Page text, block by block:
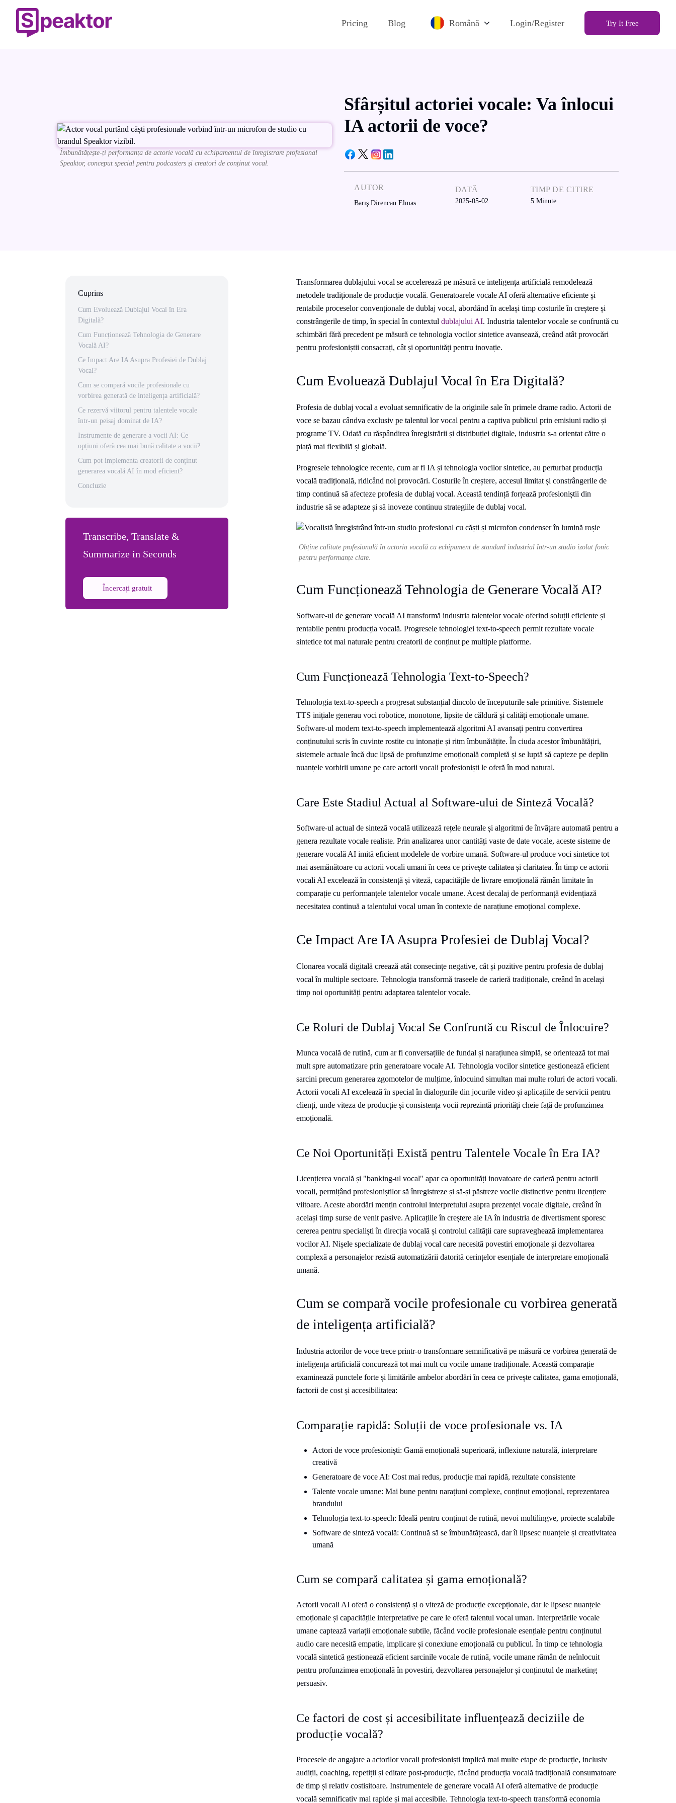
Pricing Blog Română Login/Register Try It Free
Îmbunătățește-ți performanța de actorie vocală cu echipamentul de înregistrare profesional
Speaktor, conceput special pentru podcasters și creatori de conținut vocal.
Sfârșitul actoriei vocale: Va înlocui
IA actorii de voce?
AUTOR
Barış Direncan Elmas
DATĂ
2025-05-02
TIMP DE CITIRE
5 Minute
Cuprins
Cum Evoluează Dublajul Vocal în Era
Digitală?
Cum Funcționează Tehnologia de Generare
Vocală AI?
Ce Impact Are IA Asupra Profesiei de Dublaj
Vocal?
Cum se compară vocile profesionale cu
vorbirea generată de inteligența artificială?
Ce rezervă viitorul pentru talentele vocale
într-un peisaj dominat de IA?
Instrumente de generare a vocii AI: Ce
opțiuni oferă cea mai bună calitate a vocii?
Cum pot implementa creatorii de conținut
generarea vocală AI în mod eficient?
Concluzie
Transcribe, Translate &
Summarize in Seconds
Încercați gratuit
Transformarea dublajului vocal se accelerează pe măsură ce inteligența artificială remodelează
metodele tradiționale de producție vocală. Generatoarele vocale AI oferă alternative eficiente și
rentabile proceselor convenționale de dublaj vocal, abordând în același timp costurile în creștere și
constrângerile de timp, în special în contextul dublajului AI. Industria talentelor vocale se confruntă cu
schimbări fără precedent pe măsură ce tehnologia vocilor sintetice avansează, creând atât provocări
pentru profesioniștii consacrați, cât și oportunități pentru inovație.
Cum Evoluează Dublajul Vocal în Era Digitală?
Profesia de dublaj vocal a evoluat semnificativ de la originile sale în primele drame radio. Actorii de
voce se bazau cândva exclusiv pe talentul lor vocal pentru a captiva publicul prin emisiuni radio și
programe TV. Odată cu răspândirea înregistrării și distribuției digitale, industria s-a orientat către o
piață mai flexibilă și globală.
Progresele tehnologice recente, cum ar fi IA și tehnologia vocilor sintetice, au perturbat producția
vocală tradițională, ridicând noi provocări. Costurile în creștere, accesul limitat și constrângerile de
timp continuă să afecteze profesia de dublaj vocal. Această tendință forțează profesioniștii din
industrie să se adapteze și să inoveze continuu strategiile de dublaj vocal.
Obține calitate profesională în actoria vocală cu echipament de standard industrial într-un studio izolat fonic
pentru performanțe clare.
Cum Funcționează Tehnologia de Generare Vocală AI?
Software-ul de generare vocală AI transformă industria talentelor vocale oferind soluții eficiente și
rentabile pentru producția vocală. Progresele tehnologiei text-to-speech permit rezultate vocale
sintetice tot mai naturale pentru creatorii de conținut pe multiple platforme.
Cum Funcționează Tehnologia Text-to-Speech?
Tehnologia text-to-speech a progresat substanțial dincolo de începuturile sale primitive. Sistemele
TTS inițiale generau voci robotice, monotone, lipsite de căldură și calități emoționale umane.
Software-ul modern text-to-speech implementează algoritmi AI avansați pentru convertirea
conținutului scris în cuvinte rostite cu intonație și ritm îmbunătățite. În ciuda acestor îmbunătățiri,
sistemele actuale încă duc lipsă de profunzime emoțională completă și se luptă să capteze pe deplin
nuanțele vorbirii umane pe care actorii vocali profesioniști le oferă în mod natural.
Care Este Stadiul Actual al Software-ului de Sinteză Vocală?
Software-ul actual de sinteză vocală utilizează rețele neurale și algoritmi de învățare automată pentru a
genera rezultate vocale realiste. Prin analizarea unor cantități vaste de date vocale, aceste sisteme de
generare vocală AI imită eficient modelele de vorbire umană. Software-ul produce voci sintetice tot
mai asemănătoare cu actorii vocali umani în ceea ce privește calitatea și claritatea. În timp ce actorii
vocali AI excelează în consistență și viteză, capacitățile de livrare emoțională rămân limitate în
comparație cu performanțele talentelor vocale umane. Acest decalaj de performanță evidențiază
necesitatea continuă a talentului vocal uman în contexte de narațiune emoțional complexe.
Ce Impact Are IA Asupra Profesiei de Dublaj Vocal?
Clonarea vocală digitală creează atât consecințe negative, cât și pozitive pentru profesia de dublaj
vocal în multiple sectoare. Tehnologia transformă traseele de carieră tradiționale, creând în același
timp noi oportunități pentru adaptarea talentelor vocale.
Ce Roluri de Dublaj Vocal Se Confruntă cu Riscul de Înlocuire?
Munca vocală de rutină, cum ar fi conversațiile de fundal și narațiunea simplă, se orientează tot mai
mult spre automatizare prin generatoare vocale AI. Tehnologia vocilor sintetice gestionează eficient
sarcini precum generarea zgomotelor de mulțime, înlocuind simultan mai multe roluri de actori vocali.
Actorii vocali AI excelează în special în dialogurile din jocurile video și aplicațiile de servicii pentru
clienți, unde viteza de producție și consistența vocii reprezintă priorități cheie față de profunzimea
emoțională.
Ce Noi Oportunități Există pentru Talentele Vocale în Era IA?
Licențierea vocală și "banking-ul vocal" apar ca oportunități inovatoare de carieră pentru actorii
vocali, permițând profesioniștilor să înregistreze și să-și păstreze vocile distinctive pentru licențiere
viitoare. Aceste abordări mențin controlul interpretului asupra prezenței vocale digitale, creând în
același timp surse de venit pasive. Aplicațiile în creștere ale IA în industria de divertisment sporesc
cererea pentru specialiști în direcția vocală și controlul calității care supraveghează implementarea
vocilor AI. Nișele specializate de dublaj vocal care necesită povestiri emoționale și dezvoltarea
complexă a personajelor rezistă automatizării datorită cerințelor esențiale de interpretare emoțională
umană.
Cum se compară vocile profesionale cu vorbirea generată
de inteligența artificială?
Industria actorilor de voce trece printr-o transformare semnificativă pe măsură ce vorbirea generată de
inteligența artificială concurează tot mai mult cu vocile umane tradiționale. Această comparație
examinează punctele forte și limitările ambelor abordări în ceea ce privește calitatea, gama emoțională,
factorii de cost și accesibilitatea:
Comparație rapidă: Soluții de voce profesionale vs. IA
Actori de voce profesioniști: Gamă emoțională superioară, inflexiune naturală, interpretare
creativă
Generatoare de voce AI: Cost mai redus, producție mai rapidă, rezultate consistente
Talente vocale umane: Mai bune pentru narațiuni complexe, conținut emoțional, reprezentarea
brandului
Tehnologia text-to-speech: Ideală pentru conținut de rutină, nevoi multilingve, proiecte scalabile
Software de sinteză vocală: Continuă să se îmbunătățească, dar îi lipsesc nuanțele și creativitatea
umană
Cum se compară calitatea și gama emoțională?
Actorii vocali AI oferă o consistență și o viteză de producție excepționale, dar le lipsesc nuanțele
emoționale și capacitățile interpretative pe care le oferă talentul vocal uman. Interpretările vocale
umane captează variații emoționale subtile, făcând vocile profesionale esențiale pentru conținutul
audio care necesită empatie, implicare și conexiune emoțională cu publicul. În timp ce tehnologia
vocală sintetică gestionează eficient sarcinile vocale de rutină, vocile umane rămân de neînlocuit
pentru profunzimea emoțională în povestiri, dezvoltarea personajelor și conținutul de marketing
persuasiv.
Ce factori de cost și accesibilitate influențează deciziile de
producție vocală?
Procesele de angajare a actorilor vocali profesioniști implică mai multe etape de producție, inclusiv
audiții, coaching, repetiții și editare post-producție, făcând producția vocală tradițională consumatoare
de timp și relativ costisitoare. Instrumentele de generare vocală AI oferă alternative de producție
vocală semnificativ mai rapide și mai accesibile. Tehnologia text-to-speech transformă economia